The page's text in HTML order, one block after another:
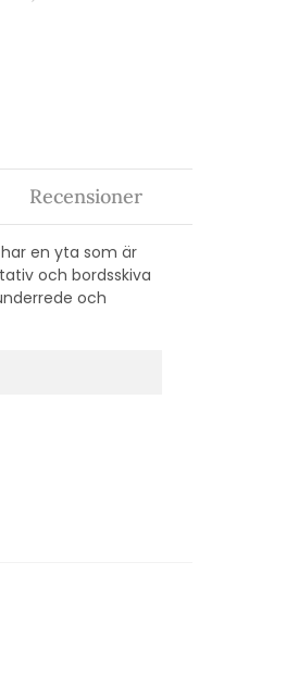
en yta som är
och bordsskiva
och
Recensioner